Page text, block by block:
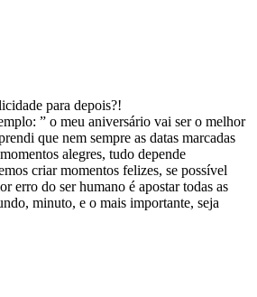
para depois?!
” o meu aniversário vai ser o melhor
que nem sempre as datas marcadas
alegres, tudo depende
criar momentos felizes, se possível
erro do ser humano é apostar todas as
minuto, e o mais importante, seja